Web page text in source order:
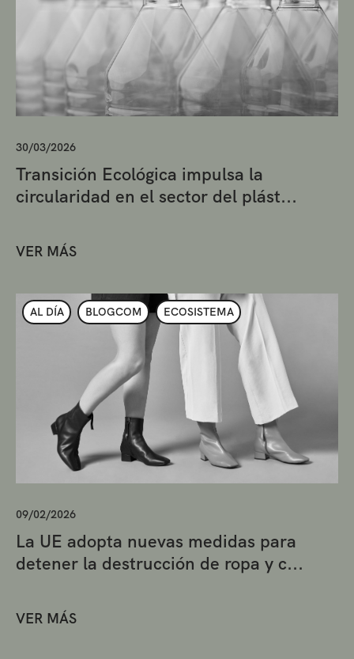
30/03/2026
Transición Ecológica impulsa la
circularidad en el sector del plást...
VER MÁS
AL DÍA BLOGCOM ECOSISTEMA
09/02/2026
La UE adopta nuevas medidas para
detener la destrucción de ropa y c...
VER MÁS